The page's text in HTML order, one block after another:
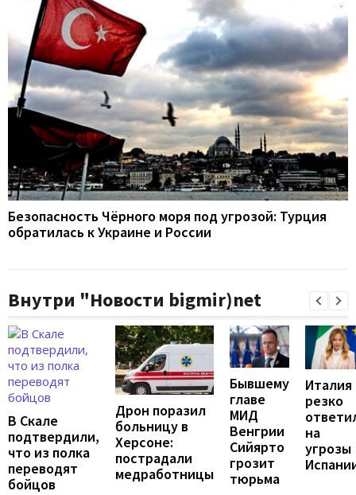
Безопасность Чёрного моря под угрозой: Турция
обратилась к Украине и России
Внутри "Новости bigmir)net
В Скале
подтвердили,
что из полка
переводят
бойцов
Дрон поразил
больницу в
Херсоне:
пострадали
медработницы
Бывшему
главе
МИД
Венгрии
Сийярто
грозит
тюрьма
Италия
резко
на
угрозы